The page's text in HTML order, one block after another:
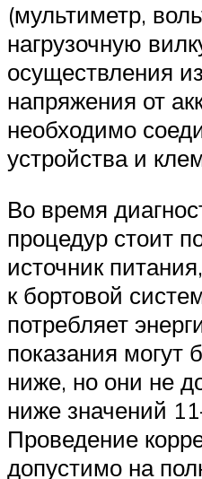
(мультиметр,
нагрузочную
осуществления
напряжения от
необходимо
устройства и
Во время
процедур стоит
источник
к бортовой
потребляет
показания могут
ниже, но они не
ниже значений
Проведение
допустимо на